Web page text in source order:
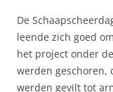
De
leende zich goed
het project onder
werden geschoren,
werden gevilt tot